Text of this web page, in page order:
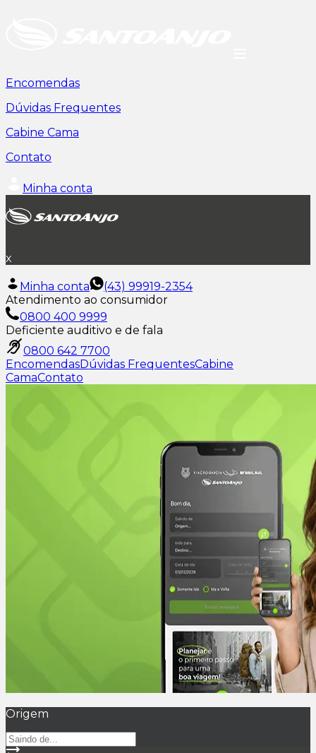
Encomendas
Dúvidas Frequentes
Cabine Cama
Contato
Minha conta
x
Minha conta
(43) 99919-2354
Atendimento ao consumidor
0800 400 9999
Deficiente auditivo e de fala
0800 642 7700
EncomendasDúvidas FrequentesCabine
CamaContato
Origem